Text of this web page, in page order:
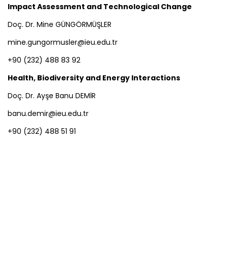
Impact Assessment and Technological Change
Doç. Dr. Mine GÜNGÖRMÜŞLER
mine.gungormusler@ieu.edu.tr
+90 (232) 488 83 92
Health, Biodiversity and Energy Interactions
Doç. Dr. Ayşe Banu DEMİR
banu.demir@ieu.edu.tr
+90 (232) 488 51 91